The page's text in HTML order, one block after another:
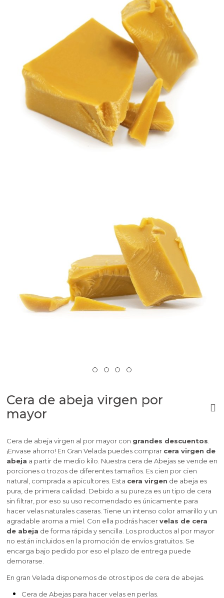
Cera de abeja virgen por
mayor
Cera de abeja virgen al por mayor con grandes descuentos
¡Envase ahorro! En Gran Velada puedes comprar cera virgen de
abeja a partir de medio kilo. Nuestra cera de Abejas se vende en
porciones o trozos de diferentes tamaños. Es cien por cien
natural, comprada a apicultores. Esta cera virgen de abeja es
pura, de primera calidad. Debido a su pureza es un tipo de cera
sin filtrar, por eso su uso recomendado es únicamente para
hacer velas naturales caseras. Tiene un intenso color amarillo y un
agradable aroma a miel. Con ella podrás hacervelas de cera
de abeja de forma rápida y sencilla. Los productos al por mayor
no están incluidos en la promoción de envíos gratuitos. Se
encarga bajo pedido por eso el plazo de entrega puede
demorarse.
En gran Velada disponemos de otros tipos de cera de abejas.
Cera de Abejas para hacer velas en perlas.